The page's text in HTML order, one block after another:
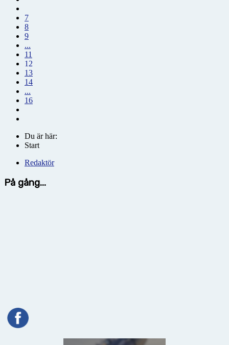
7
8
9
...
11
12
13
14
...
16
Du är här:
Start
Redaktör
På gång...